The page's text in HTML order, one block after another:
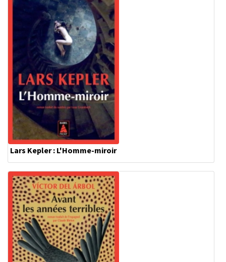
Lars Kepler : L'Homme-miroir